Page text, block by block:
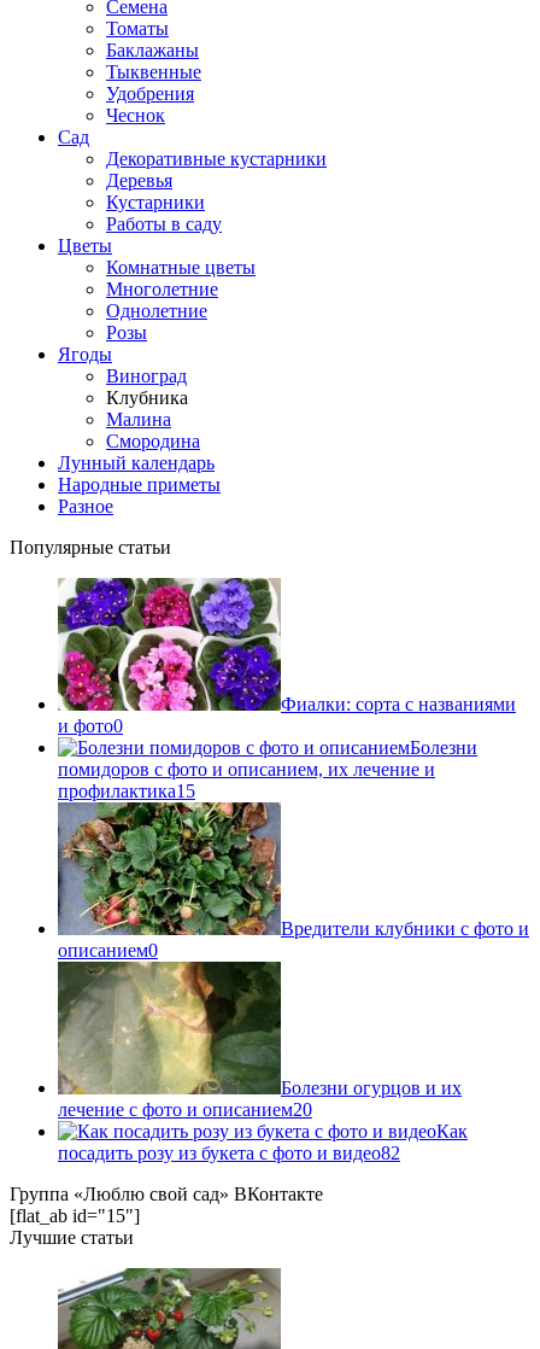
Семена
Томаты
Баклажаны
Тыквенные
Удобрения
Чеснок
Сад
Декоративные кустарники
Деревья
Кустарники
Работы в саду
Цветы
Комнатные цветы
Многолетние
Однолетние
Розы
Ягоды
Виноград
Клубника
Малина
Смородина
Лунный календарь
Народные приметы
Разное
Популярные статьи
Фиалки: сорта с названиями
и фото0
Болезни
помидоров с фото и описанием, их лечение и
профилактика15
Вредители клубники с фото и
описанием0
Болезни огурцов и их
лечение с фото и описанием20
Как
посадить розу из букета с фото и видео82
Группа «Люблю свой сад» ВКонтакте
[flat_ab id="15"]
Лучшие статьи